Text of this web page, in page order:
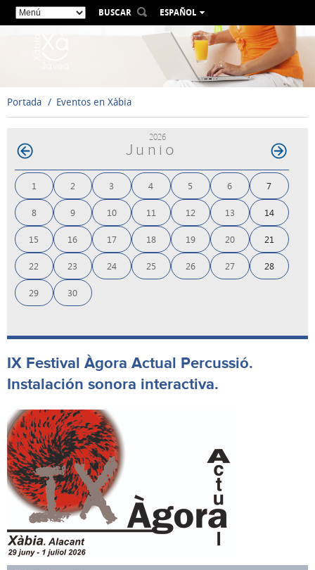
BUSCAR
ESPAÑOL
VALENCIÀ
ENGLISH
FRANÇAIS
Portada Eventos en Xàbia
2026
Junio
1 2 3 4 5 6 7
8 9 10 11 12 13 14
15 16 17 18 19 20 21
22 23 24 25 26 27 28
29 30
IX Festival Àgora Actual Percussió.
Instalación sonora interactiva.